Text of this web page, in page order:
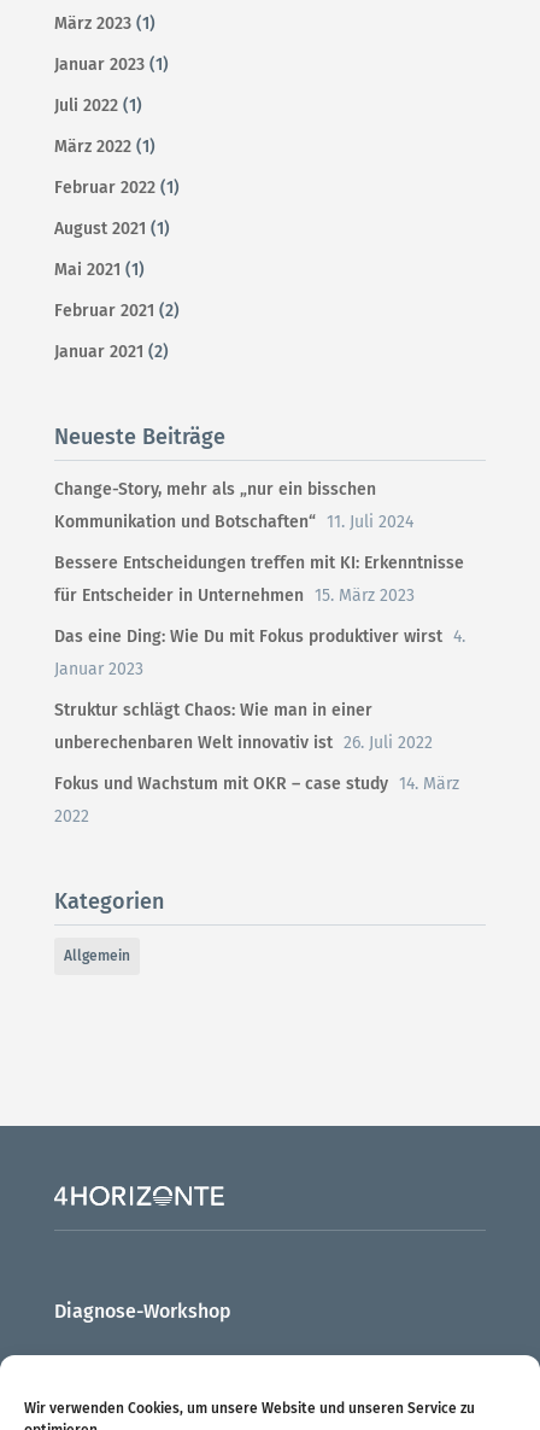
Wir verwenden Cookies, um unsere Website und unseren Service zu
März 2023(1)
Januar 2023(1)
Juli 2022(1)
März 2022(1)
Februar 2022(1)
August 2021 (1)
Mai 2021 (1)
Februar 2021 (2)
Januar 2021 (2)
Neueste Beiträge
Change-Story, mehr als „nur ein bisschen
Kommunikation und Botschaften“ 11. Juli 2024
Bessere Entscheidungen treffen mit KI: Erkenntnisse
für Entscheider in Unternehmen 15. März 2023
Das eine Ding: Wie Du mit Fokus produktiver wirst 4.
Januar 2023
Struktur schlägt Chaos: Wie man in einer
unberechenbaren Welt innovativ ist 26. Juli 2022
Fokus und Wachstum mit OKR – case study 14. März
2022
Kategorien
Allgemein
Diagnose-Workshop
Über uns